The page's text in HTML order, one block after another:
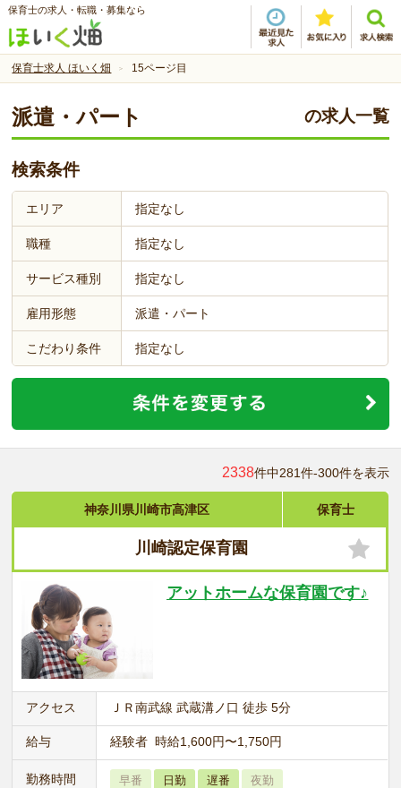
保育士の求人・転職・募集なら
保育士求人 ほいく畑 15ページ目
派遣・パート の求人一覧
検索条件
エリア 指定なし
職種 指定なし
サービス種別 指定なし
雇用形態 派遣・パート
こだわり条件 指定なし
2338件中281件-300件を表示
神奈川県川崎市高津区 保育士
川崎認定保育園
アットホームな保育園です♪
アクセス ＪＲ南武線 武蔵溝ノ口 徒歩 5分
給与 経験者 時給1,600円〜1,750円
勤務時間 早番 日勤 遅番 夜勤